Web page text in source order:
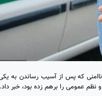
که پس از آسیب رساندن به
نظم عمومی را برهم زده بود، خبر داد.